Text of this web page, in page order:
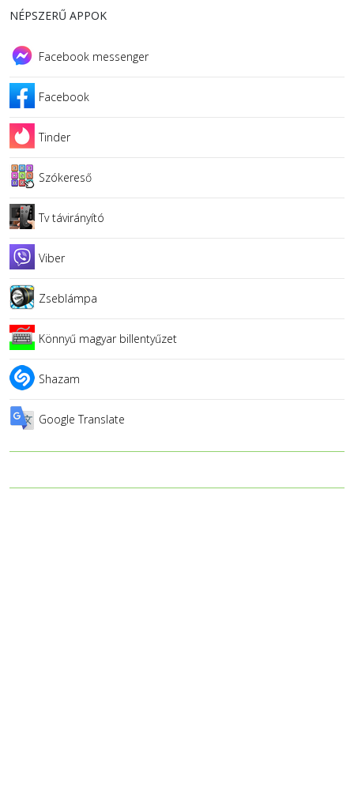
NÉPSZERŰ APPOK
Facebook messenger
Facebook
Tinder
Szókereső
Tv távirányító
Viber
Zseblámpa
Könnyű magyar billentyűzet
Shazam
Google Translate